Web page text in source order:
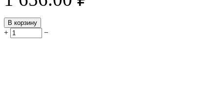
В корзину
+ −